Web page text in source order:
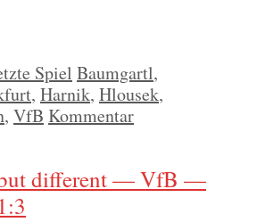
Spiel Schlagwörter
Baumgartl,
, Harnik, Hlousek,
, VfB Kommentar
but different — VfB —